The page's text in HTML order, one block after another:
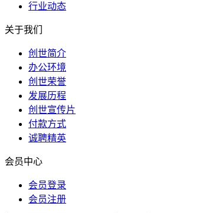
行业动态
关于我们
创世简介
办公环境
创世荣誉
发展历程
创世宣传片
付款方式
诚聘精英
会员中心
会员登录
会员注册